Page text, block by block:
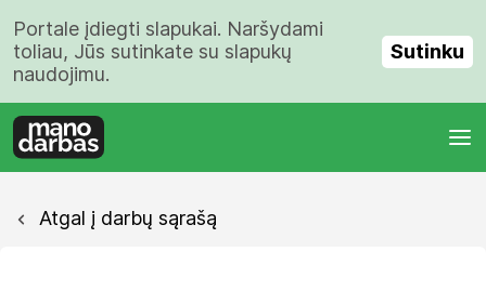
Portale įdiegti slapukai. Naršydami
toliau, Jūs sutinkate su slapukų
naudojimu.
Sutinku
Atgal į darbų sąrašą